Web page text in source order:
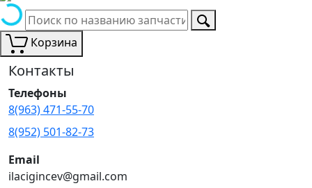
Корзина
Контакты
Телефоны
8(963) 471-55-70
8(952) 501-82-73
Email
ilacigincev@gmail.com